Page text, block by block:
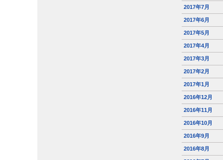
2017年7月
2017年6月
2017年5月
2017年4月
2017年3月
2017年2月
2017年1月
2016年12月
2016年11月
2016年10月
2016年9月
2016年8月